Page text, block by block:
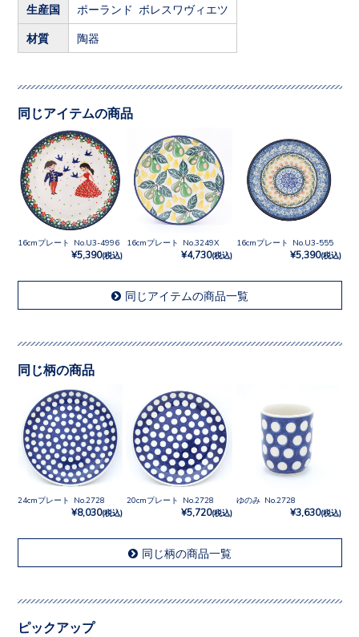
生産国 ポーランド ボレスワヴィエツ
材質 陶器
同じアイテムの商品
16cmプレート No.U3-4996
¥5,390(税込)
16cmプレート No.3249X
¥4,730(税込)
16cmプレート No.U3-555
¥5,390(税込)
同じアイテムの商品一覧
同じ柄の商品
24cmプレート No.2728
¥8,030(税込)
20cmプレート No.2728
¥5,720(税込)
ゆのみ No.2728
¥3,630(税込)
同じ柄の商品一覧
ピックアップ